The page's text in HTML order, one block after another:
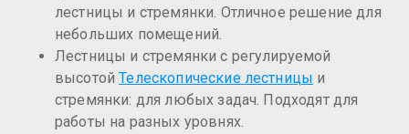
лестницы и стремянки. Отличное решение для
небольших помещений.
Лестницы и стремянки с регулируемой
высотойТелескопические лестницы и
стремянки: для любых задач. Подходят для
работы на разных уровнях.